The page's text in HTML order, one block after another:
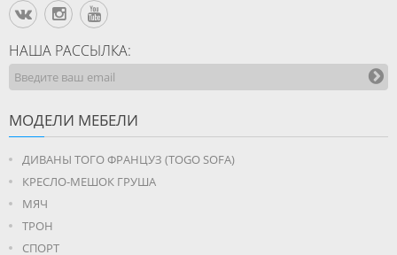
НАША РАССЫЛКА:
МОДЕЛИ МЕБЕЛИ
ДИВАНЫ ТОГО ФРАНЦУЗ (TOGO SOFA)
КРЕСЛО-МЕШОК ГРУША
МЯЧ
ТРОН
СПОРТ